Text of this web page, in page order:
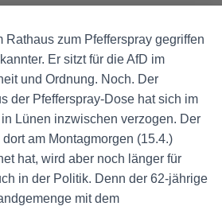
Rathaus zum Pfefferspray gegriffen
Er sitzt für die AfD im
und Ordnung. Noch. Der
der Pfefferspray-Dose hat sich im
Lünen inzwischen verzogen. Der
am Montagmorgen (15.4.)
hat, wird aber noch länger für
in der Politik. Denn der 62-jährige
mit dem